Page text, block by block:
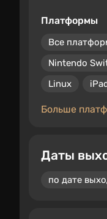
Платформы
Все
Nintendo
Linux
Больше
Даты